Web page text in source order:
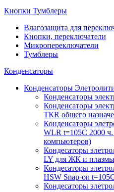
Кнопки Тумблеры
Влагозащита для
Кнопки, переключатели
Микропереключатели
Тумблеры
Конденсаторы
Конденсаторы
Конденсаторы
Конденсаторы
ТКR общего
Конденсаторы
WLR t=105С 2000 ч.
компьютеров)
Кондесаторы
LY для ЖК и
Кондесаторы
HSW Snap-on
Кондесаторы